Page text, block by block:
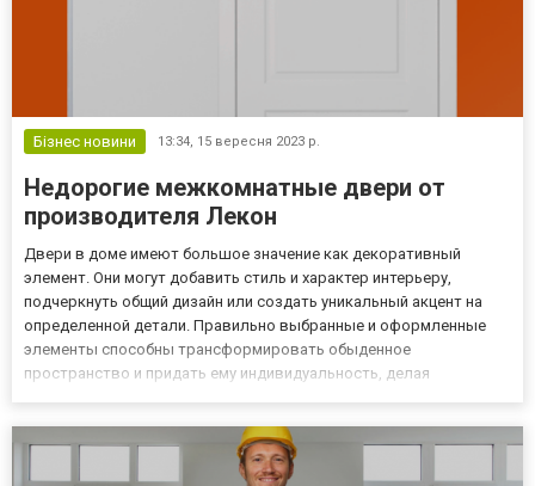
Бізнес новини 13:34, 15 вересня 2023 р.
Недорогие межкомнатные двери от
производителя Лекон
Двери в доме имеют большое значение как декоративный
элемент. Они могут добавить стиль и характер интерьеру,
подчеркнуть общий дизайн или создать уникальный акцент на
определенной детали. Правильно выбранные и оформленные
элементы способны трансформировать обыденное
пространство и придать ему индивидуальность, делая
украинского производителя Лекон. Б...